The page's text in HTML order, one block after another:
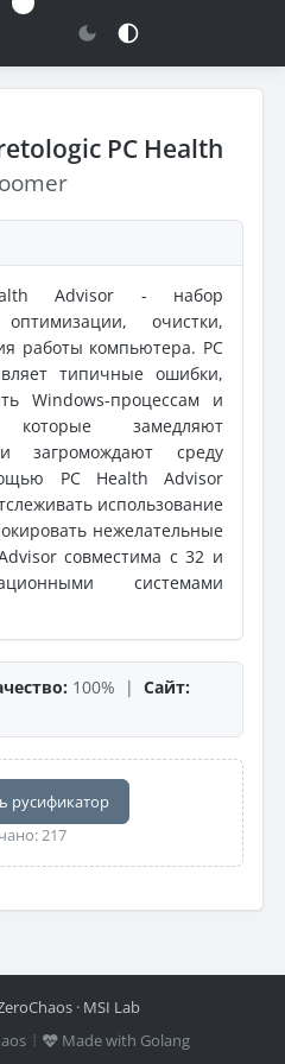
PC Health
Advisor - набор
очистки,
работы компьютера. PC
типичные ошибки,
Windows-процессам и
замедляют
загромождают среду
PC Health Advisor
использование
нежелательные
совместима с 32 и
системами
100% | Сайт:
русификатор
217
· MSI Lab
⦙
Made with Golang